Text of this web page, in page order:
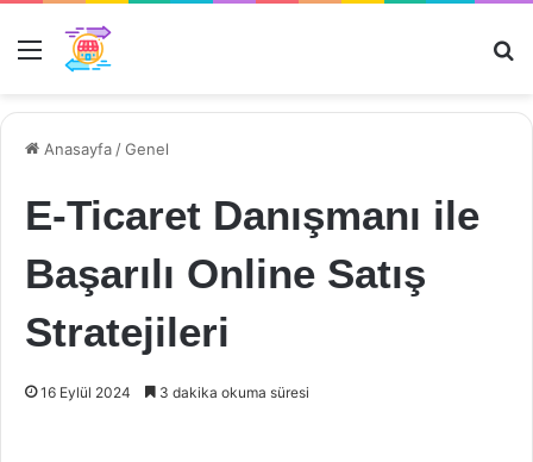
Menü
Anasayfa /Genel
E-Ticaret Danışmanı ile
Başarılı Online Satış
Stratejileri
16 Eylül 2024 3 dakika okuma süresi